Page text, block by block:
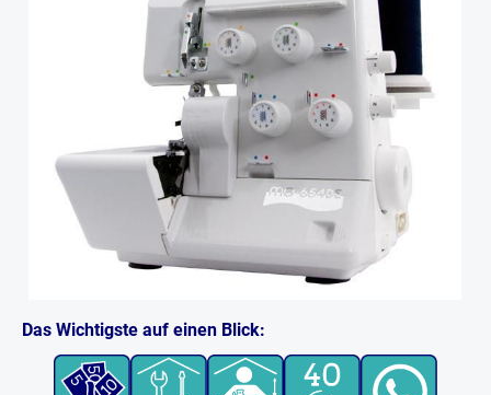
Das Wichtigste auf einen Blick: